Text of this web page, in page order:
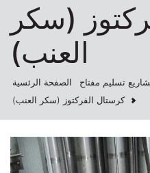
(سكر
العنب)
الصفحة الرئسية
تسليم مفتاح
كرستال الفركتوز (سكر العنب)